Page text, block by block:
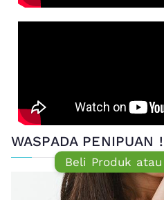
WASPADA PENIPUAN
Beli Produk